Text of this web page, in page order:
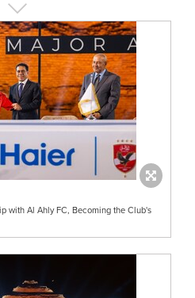
with Al Ahly FC, Becoming the Club's